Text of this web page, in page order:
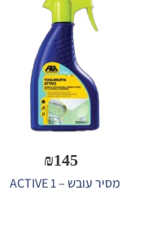
₪145
מסיר עובש – ACTIVE 1